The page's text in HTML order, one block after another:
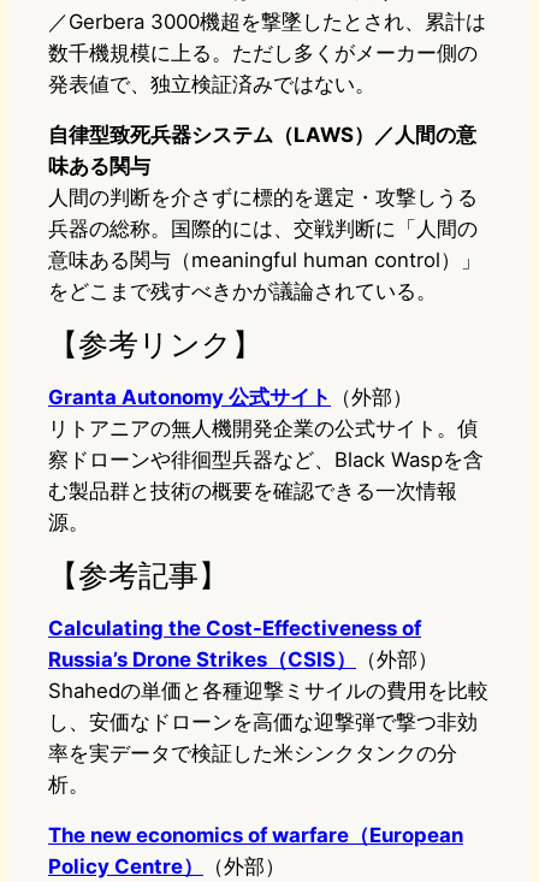
／Gerbera 3000機超を撃墜したとされ、累計は
数千機規模に上る。ただし多くがメーカー側の
発表値で、独立検証済みではない。
自律型致死兵器システム（LAWS）／人間の意
味ある関与
人間の判断を介さずに標的を選定・攻撃しうる
兵器の総称。国際的には、交戦判断に「人間の
意味ある関与（meaningful human control）」
をどこまで残すべきかが議論されている。
【参考リンク】
Granta Autonomy 公式サイト
（外部）
リトアニアの無人機開発企業の公式サイト。偵
察ドローンや徘徊型兵器など、Black Waspを含
む製品群と技術の概要を確認できる一次情報
源。
【参考記事】
Calculating the Cost-Effectiveness of
Russia’s Drone Strikes（CSIS）
（外部）
Shahedの単価と各種迎撃ミサイルの費用を比較
し、安価なドローンを高価な迎撃弾で撃つ非効
率を実データで検証した米シンクタンクの分
析。
The new economics of warfare（European
Policy Centre）
（外部）